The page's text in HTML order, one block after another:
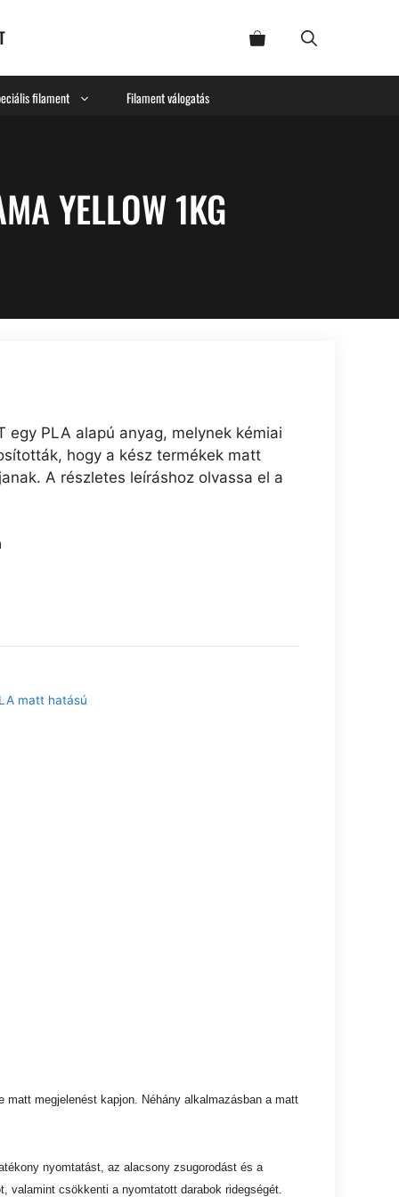
filament Filament válogatás
YELLOW 1KG
egy PLA alapú anyag, melynek kémiai
hogy a kész termékek matt
A részletes leíráshoz olvassa el a
matt hatású
megjelenést kapjon. Néhány alkalmazásban a matt
nyomtatást, az alacsony zsugorodást és a
csökkenti a nyomtatott darabok ridegségét.